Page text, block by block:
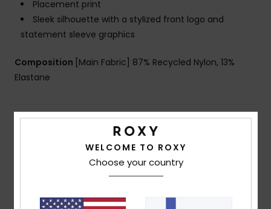
Placement print
Sleek silhouette with a stylized front logo and
statement sleeve graphics
Composition [Main Fabric] 87% Recycled Nylon, 13%
Elastane
Shipping & Returns
Customer Reviews
WELCOME TO ROXY
Choose your country